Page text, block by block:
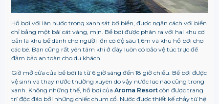
Hồ bơi với làn nước trong xanh sát bờ biển, được ngăn cách với biển
chỉ bằng một bãi cát vàng, mịn. Bể bơi được phân ra với hai khu cơ
bản là khu bể dành cho người lớn có độ sâu 1,6m và khu hồ bơi cho
các bé. Bạn cũng rất yên tâm khi ở đây luôn có bảo vệ túc trực để
đảm bảo an toàn cho du khách.
Giờ mở cửa của bể bơi là từ 6 giờ sáng đến 18 giờ chiều. Bể bơi được
vệ sinh và thay nước thường xuyên do vậy nước lúc nào cũng trong
xanh. Không những thế, hồ bơi của Aroma Resortcòn được trang
trí độc đáo bởi những chiếc chum cổ. Nước được thiết kế chảy từ hệ